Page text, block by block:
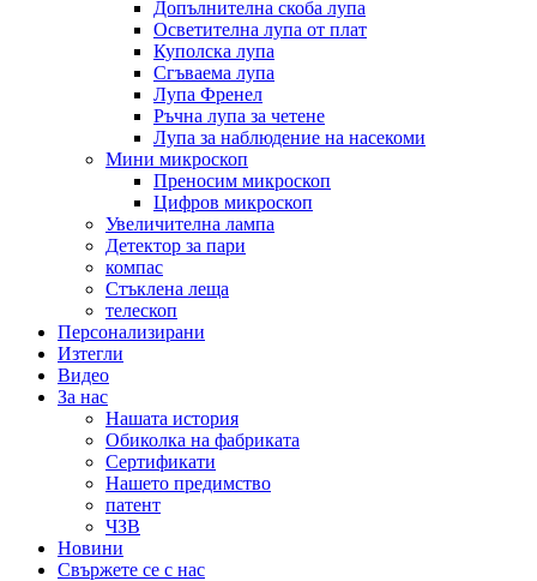
Допълнителна скоба лупа
Осветителна лупа от плат
Куполска лупа
Сгъваема лупа
Лупа Френел
Ръчна лупа за четене
Лупа за наблюдение на насекоми
Мини микроскоп
Преносим микроскоп
Цифров микроскоп
Увеличителна лампа
Детектор за пари
компас
Стъклена леща
телескоп
Персонализирани
Изтегли
Видео
За нас
Нашата история
Обиколка на фабриката
Сертификати
Нашето предимство
патент
ЧЗВ
Новини
Свържете се с нас